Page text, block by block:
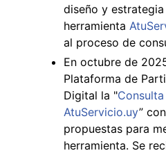
diseño y
herramienta
al proceso de
En octubre de
Plataforma de
Digital la "
AtuServicio.uy”
propuestas para
herramienta. Se